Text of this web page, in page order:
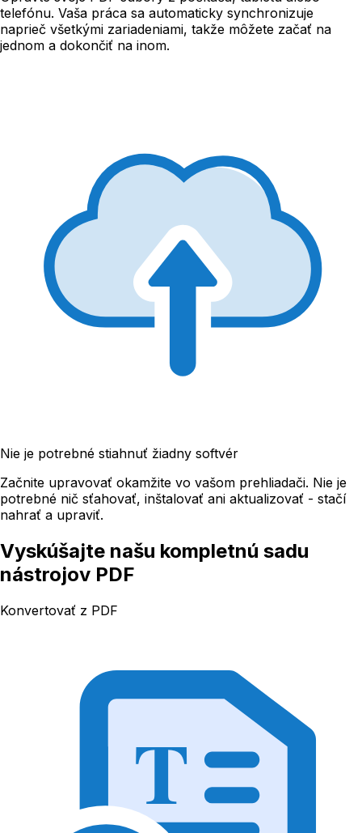
telefónu. Vaša práca sa automaticky synchronizuje
naprieč všetkými zariadeniami, takže môžete začať na
jednom a dokončiť na inom.
Nie je potrebné stiahnuť žiadny softvér
Začnite upravovať okamžite vo vašom prehliadači. Nie je
potrebné nič sťahovať, inštalovať ani aktualizovať - stačí
nahrať a upraviť.
Vyskúšajte našu kompletnú sadu
nástrojov PDF
Konvertovať z PDF
T